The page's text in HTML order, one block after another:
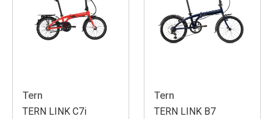
Tern
TERN LINK C7i
Tern
TERN LINK B7